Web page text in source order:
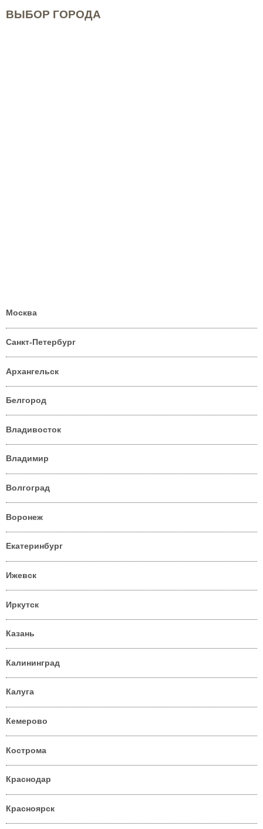
ВЫБОР ГОРОДА
Москва
Санкт-Петербург
Архангельск
Белгород
Владивосток
Владимир
Волгоград
Воронеж
Екатеринбург
Ижевск
Иркутск
Казань
Калининград
Калуга
Кемерово
Кострома
Краснодар
Красноярск